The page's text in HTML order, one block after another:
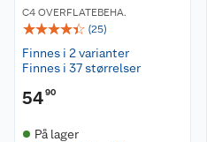
C4 OVERFLATEBEHA.
☆☆☆☆☆ (25)
Finnes i 2 varianter
Finnes i 37 størrelser
5490
På lager